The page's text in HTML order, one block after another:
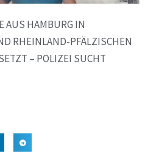
AUS HAMBURG IN
RHEINLAND-PFÄLZISCHEN
– POLIZEI SUCHT